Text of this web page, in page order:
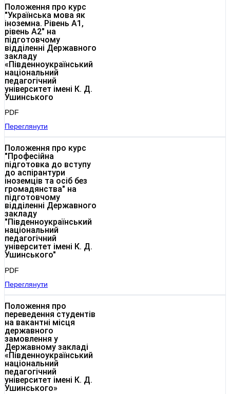
Положення про курс
"Українська мова як
іноземна. Рівень А1,
рівень А2" на
підготовчому
відділенні Державного
закладу
«Південноукраїнський
національний
педагогічний
університет імені К. Д.
Ушинського
PDF
Переглянути
Положення про курс
"Професійна
підготовка до вступу
до аспірантури
іноземців та осіб без
громадянства" на
підготовчому
відділенні Державного
закладу
"Південноукраїнський
національний
педагогічний
університет імені К. Д.
Ушинського"
PDF
Переглянути
Положення про
переведення студентів
на вакантні місця
державного
замовлення у
Державному закладі
«Південноукраїнський
національний
педагогічний
університет імені К. Д.
Ушинського»